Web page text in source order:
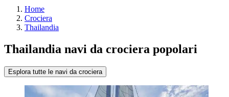
Home
Crociera
Thailandia
Thailandia navi da crociera popolari
Esplora tutte le navi da crociera